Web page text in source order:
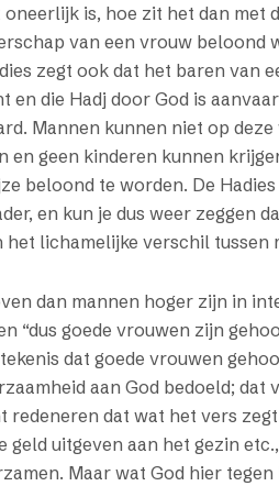
is, hoe zit het dan met
van een vrouw beloond
zegt ook dat het baren van
die Hadj door God is
Mannen kunnen niet op
geen kinderen kunnen
beloond te worden. De
en kun je dus weer zeggen
lichamelijke verschil tussen
dan mannen hoger zijn in
“dus goede vrouwen zijn
dat goede vrouwen
aan God bedoeld; dat
redeneren dat wat het vers
uitgeven aan het gezin
Maar wat God hier